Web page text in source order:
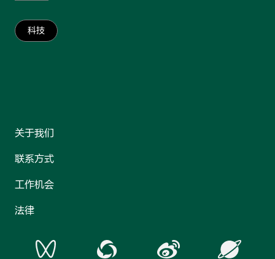
科技
关于我们
联系方式
工作机会
法律